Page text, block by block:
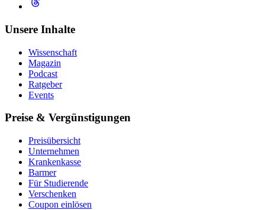
Unsere Inhalte
Wissenschaft
Magazin
Podcast
Ratgeber
Events
Preise & Vergünstigungen
Preisübersicht
Unternehmen
Krankenkasse
Barmer
Für Studierende
Ver­schen­ken
Coupon einlösen